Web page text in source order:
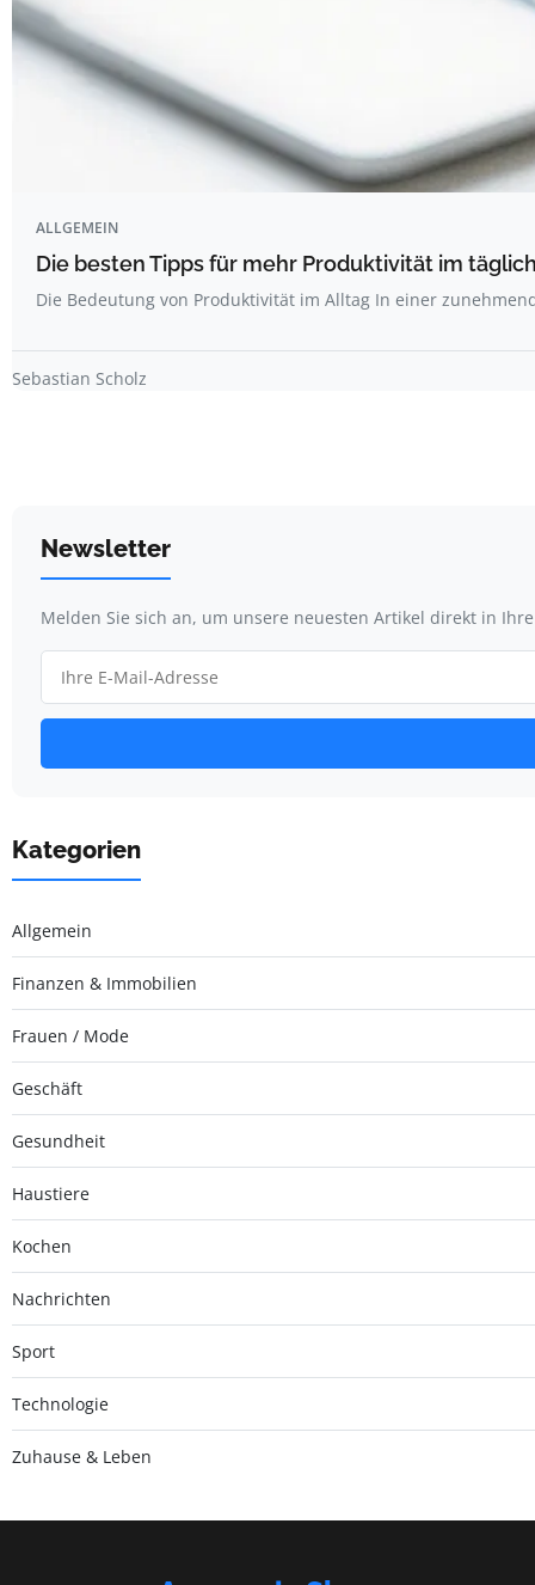
ALLGEMEIN
Die besten Tipps für mehr Produktivität im
Die Bedeutung von Produktivität im Alltag In einer
Sebastian Scholz
Newsletter
Melden Sie sich an, um unsere neuesten Artikel direkt in
Kategorien
Allgemein
Finanzen & Immobilien
Frauen / Mode
Geschäft
Gesundheit
Haustiere
Kochen
Nachrichten
Sport
Technologie
Zuhause & Leben